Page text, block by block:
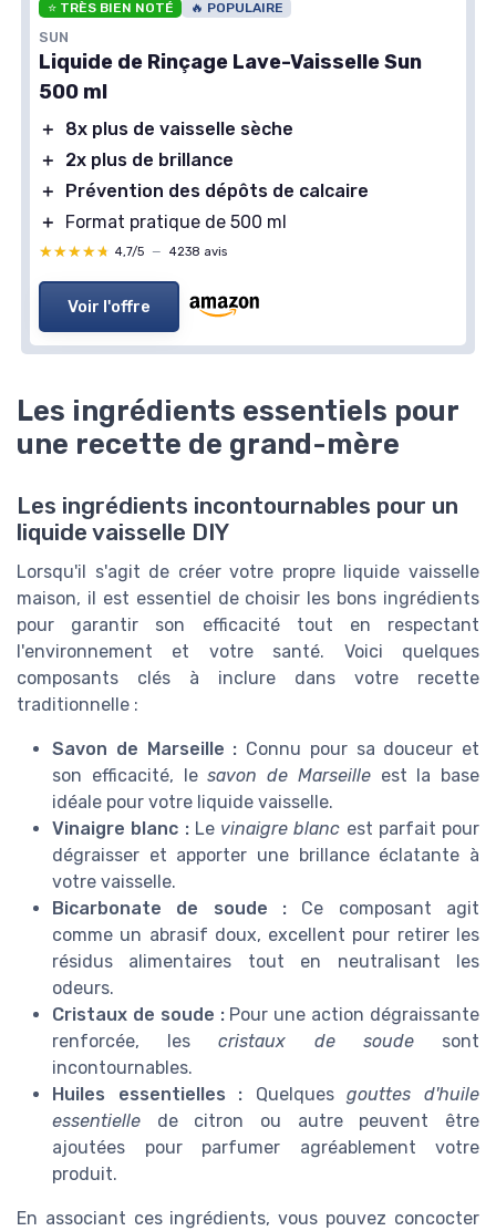
⭐ TRÈS BIEN NOTÉ 🔥 POPULAIRE
SUN
Liquide de Rinçage Lave-Vaisselle Sun
500 ml
＋
8x plus de vaisselle sèche
＋
2x plus de brillance
＋
Prévention des dépôts de calcaire
＋
Format pratique de 500 ml
★★★★★
★★★★★ 4,7/5 — 4238 avis
Voir l'offre
Les ingrédients essentiels pour
une recette de grand-mère
Les ingrédients incontournables pour un
liquide vaisselle DIY
Lorsqu'il s'agit de créer votre propre liquide vaisselle
maison, il est essentiel de choisir les bons ingrédients
pour garantir son efficacité tout en respectant
l'environnement et votre santé. Voici quelques
composants clés à inclure dans votre recette
traditionnelle :
Savon de Marseille : Connu pour sa douceur et
son efficacité, lesavon de Marseilleest la base
idéale pour votre liquide vaisselle.
Vinaigre blanc :Le vinaigre blanc est parfait pour
dégraisser et apporter une brillance éclatante à
votre vaisselle.
Bicarbonate de soude : Ce composant agit
comme un abrasif doux, excellent pour retirer les
résidus alimentaires tout en neutralisant les
odeurs.
Cristaux de soude :Pour une action dégraissante
renforcée, lescristaux de soudesont
incontournables.
Huiles essentielles : Quelquesgouttes d'huile
essentielle de citron ou autre peuvent être
ajoutées pour parfumer agréablement votre
produit.
En associant ces ingrédients, vous pouvez concocter